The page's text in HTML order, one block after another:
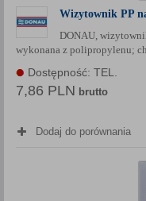
Wizytownik PP
DONAU,
wykonana z polipropylenu;
Dostępność: TEL.
7,86 PLN brutto
Dodaj do porównania